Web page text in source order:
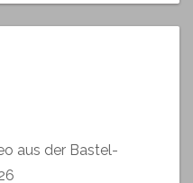
aus der Bastel-